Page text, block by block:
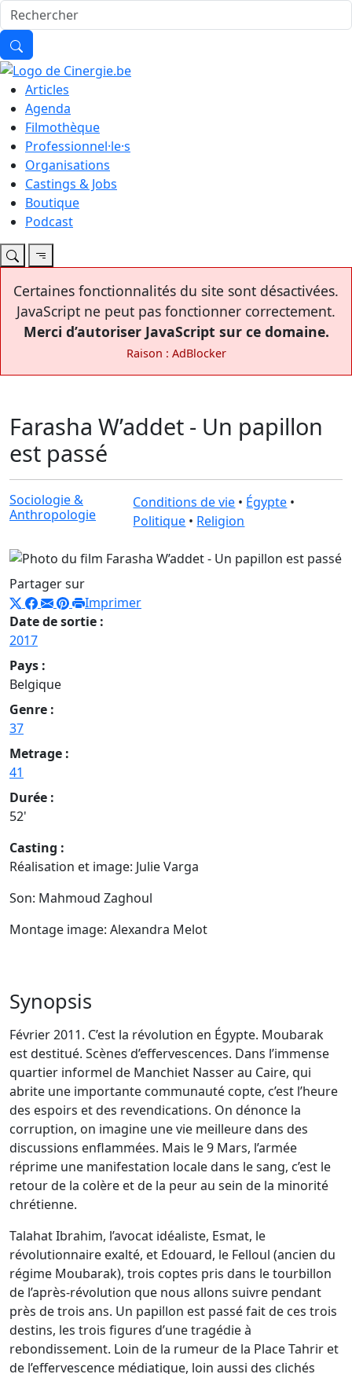
Articles
Agenda
Filmothèque
Professionnel·le·s
Organisations
Castings & Jobs
Boutique
Podcast
Certaines fonctionnalités du site sont désactivées.
JavaScript ne peut pas fonctionner correctement.
Merci d’autoriser JavaScript sur ce domaine.
Raison : AdBlocker
Farasha W’addet - Un papillon
est passé
Sociologie &
Anthropologie
Conditions de vie • Égypte •
Politique • Religion
Partager sur
Imprimer
Date de sortie :
2017
Pays :
Belgique
Genre :
37
Metrage :
41
Durée :
52'
Casting :
Réalisation et image: Julie Varga
Son: Mahmoud Zaghoul
Montage image: Alexandra Melot
Synopsis
Février 2011. C’est la révolution en Égypte. Moubarak
est destitué. Scènes d’effervescences. Dans l’immense
quartier informel de Manchiet Nasser au Caire, qui
abrite une importante communauté copte, c’est l’heure
des espoirs et des revendications. On dénonce la
corruption, on imagine une vie meilleure dans des
discussions enflammées. Mais le 9 Mars, l’armée
réprime une manifestation locale dans le sang, c’est le
retour de la colère et de la peur au sein de la minorité
chrétienne.
Talahat Ibrahim, l’avocat idéaliste, Esmat, le
révolutionnaire exalté, et Edouard, le Felloul (ancien du
régime Moubarak), trois coptes pris dans le tourbillon
de l’après-révolution que nous allons suivre pendant
près de trois ans. Un papillon est passé fait de ces trois
destins, les trois figures d’une tragédie à
rebondissement. Loin de la rumeur de la Place Tahrir et
de l’effervescence médiatique, loin aussi des clichés